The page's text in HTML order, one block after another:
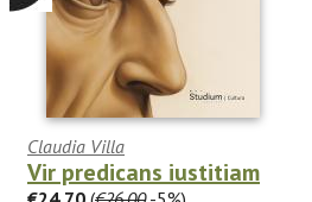
Claudia Villa
Vir predicans iustitiam